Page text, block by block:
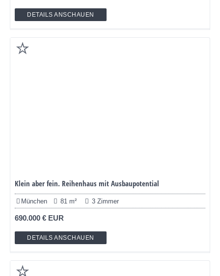
DETAILS ANSCHAUEN
Klein aber fein. Reihenhaus mit Ausbaupotential
München 81 m² 3 Zimmer
690.000 € EUR
DETAILS ANSCHAUEN